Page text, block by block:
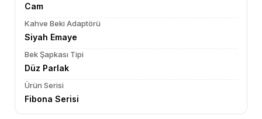
Cam
Kahve Beki Adaptörü
Siyah Emaye
Bek Şapkası Tipi
Düz Parlak
Ürün Serisi
Fibona Serisi